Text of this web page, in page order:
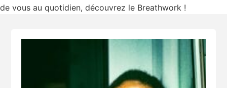
de vous au quotidien, découvrez le Breathwork !